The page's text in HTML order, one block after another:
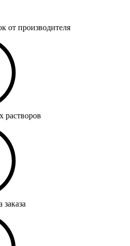
от производителя
растворов